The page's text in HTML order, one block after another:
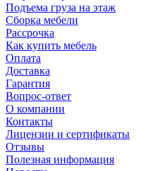
Подъема груза на этаж
Сборка мебели
Рассрочка
Как купить мебель
Оплата
Доставка
Гарантия
Вопрос-ответ
О компании
Контакты
Лицензии и сертификаты
Отзывы
Полезная информация